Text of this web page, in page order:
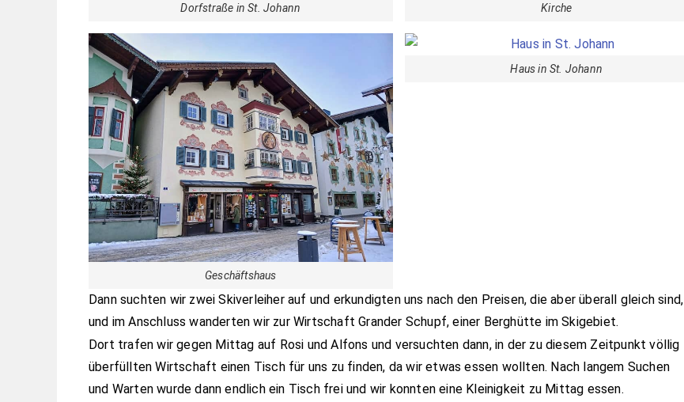
Dorfstraße in St. Johann Kirche
Geschäftshaus
Haus in St. Johann
Dann suchten wir zwei Skiverleiher auf und erkundigten uns nach den Preisen, die aber überall gleich sind,
und im Anschluss wanderten wir zur Wirtschaft Grander Schupf, einer Berghütte im Skigebiet.
Dort trafen wir gegen Mittag auf Rosi und Alfons und versuchten dann, in der zu diesem Zeitpunkt völlig
überfüllten Wirtschaft einen Tisch für uns zu finden, da wir etwas essen wollten. Nach langem Suchen
und Warten wurde dann endlich ein Tisch frei und wir konnten eine Kleinigkeit zu Mittag essen.